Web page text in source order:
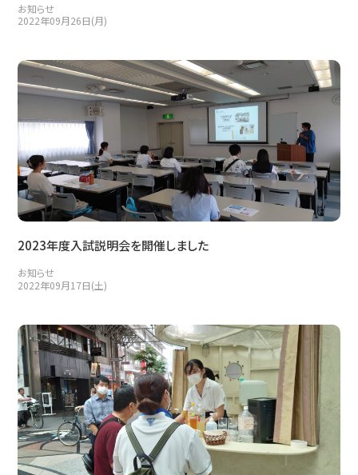
お知らせ
2022年09月26日(月)
2023年度入試説明会を開催しました
お知らせ
2022年09月17日(土)